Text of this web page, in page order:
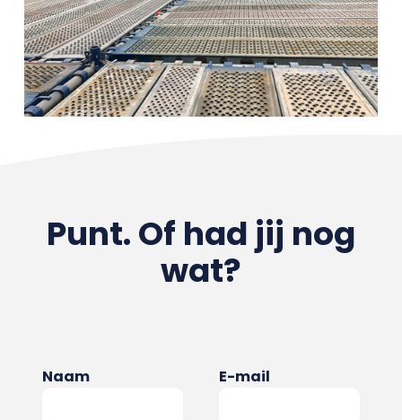
Punt. Of had jij nog
wat?
Naam E-mail